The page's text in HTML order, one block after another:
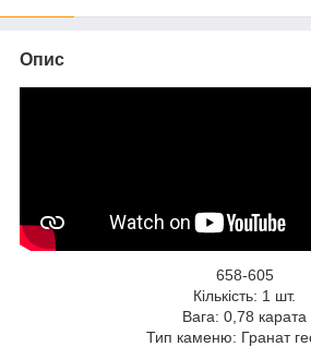
Опис
658-605
Кількість: 1 шт.
Вага: 0,78 карата
Тип каменю: Гранат